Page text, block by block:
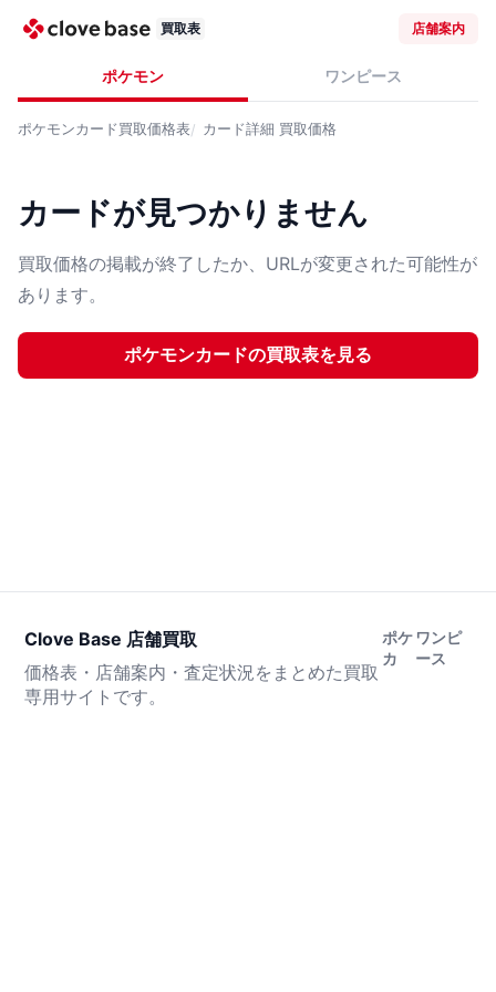
買取表 店舗案内
ポケモン ワンピース
ポケモンカード買取価格表 カード詳細 買取価格
カードが見つかりません
買取価格の掲載が終了したか、URLが変更された可能性が
あります。
ポケモンカードの買取表を見る
Clove Base 店舗買取
価格表・店舗案内・査定状況をまとめた買取
専用サイトです。
ポケ
カ
ワンピ
ース